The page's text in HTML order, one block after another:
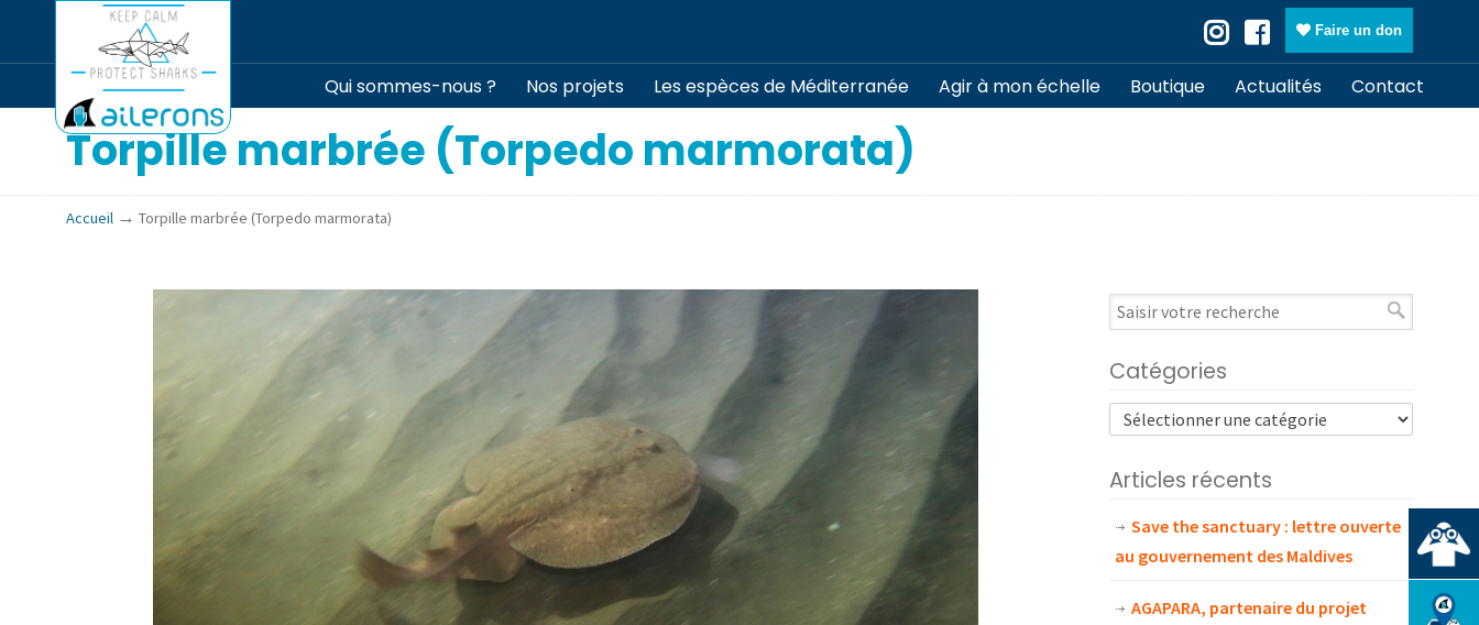
Faire un don
Qui sommes-nous ? Nos projets Les espèces de Méditerranée Agir à mon échelle Boutique Actualités Contact
Torpille marbrée (Torpedo marmorata)
Accueil →Torpille marbrée (Torpedo marmorata)
Catégories
Articles récents
Save the sanctuary : lettre ouverte
au gouvernement des Maldives
AGAPARA, partenaire du projet